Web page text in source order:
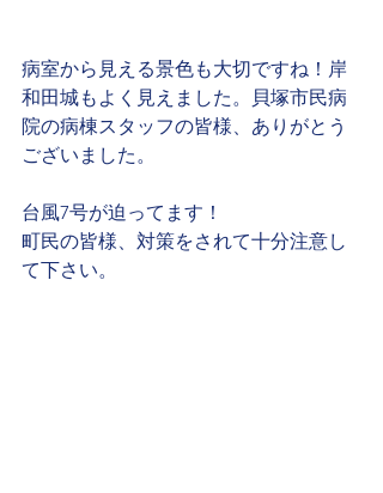
病室から見える景色も大切ですね！岸
和田城もよく見えました。貝塚市民病
院の病棟スタッフの皆様、ありがとう
ございました。
台風7号が迫ってます！
町民の皆様、対策をされて十分注意し
て下さい。